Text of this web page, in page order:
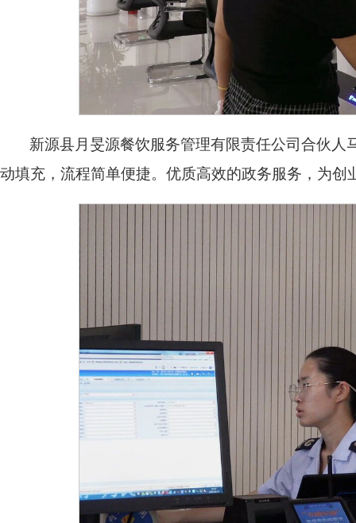
新源县月旻源餐饮服务管理有限责任公司合伙
动填充，流程简单便捷。优质高效的政务服务，为